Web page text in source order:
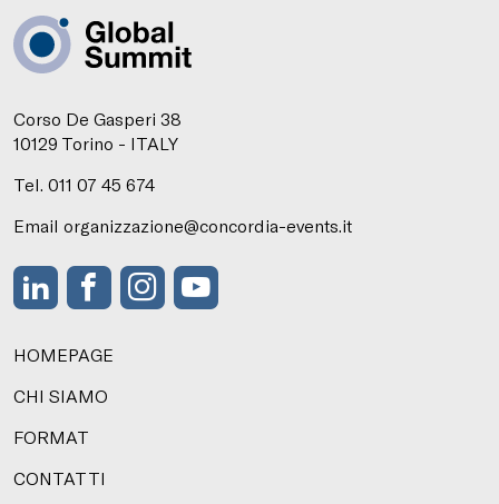
Corso De Gasperi 38
10129 Torino - ITALY
Tel. 011 07 45 674
Email organizzazione@concordia-events.it
HOMEPAGE
CHI SIAMO
FORMAT
CONTATTI